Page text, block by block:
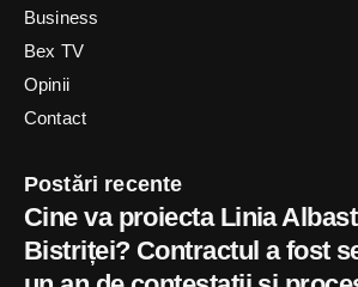
Business
Bex TV
Opinii
Contact
Postări recente
Cine va proiecta Linia
Bistriței? Contractul a fost